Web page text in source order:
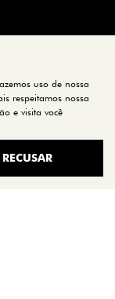
uso de nossa
respeitamos nossa
e visita você
RECUSAR